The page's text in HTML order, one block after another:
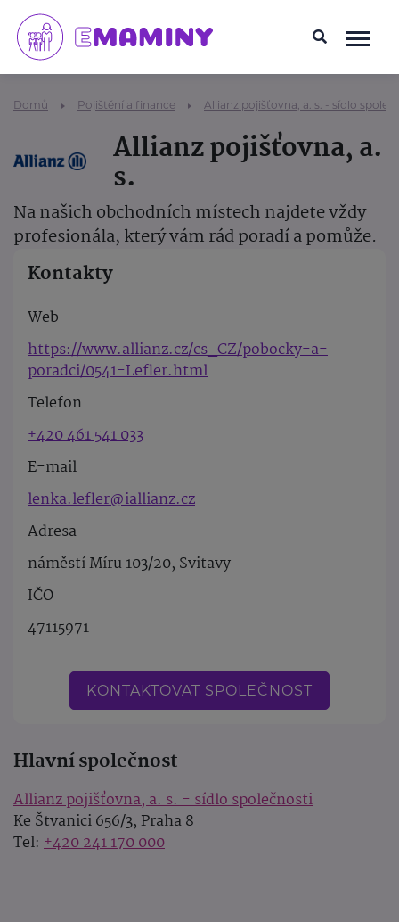
Domů Pojištění a finance Allianz pojišťovna, a. s. - sídlo
Allianz pojišťovna, a.
s.
Na našich obchodních místech najdete vždy
profesionála, který vám rád poradí a pomůže.
Kontakty
Web
https://www.allianz.cz/cs_CZ/pobocky-a-
poradci/0541-Lefler.html
Telefon
+420 461 541 033
E-mail
lenka.lefler@iallianz.cz
Adresa
náměstí Míru 103/20, Svitavy
IČO
47115971
KONTAKTOVAT SPOLEČNOST
Hlavní společnost
Allianz pojišťovna, a. s. - sídlo společnosti
Ke Štvanici 656/3, Praha 8
Tel: +420 241 170 000